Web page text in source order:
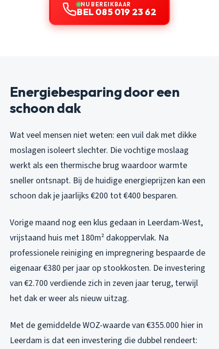
NU BEREIKBAAR
BEL 085 019 23 62
Energiebesparing door een
schoon dak
Wat veel mensen niet weten: een vuil dak met dikke
moslagen isoleert slechter. Die vochtige moslaag
werkt als een thermische brug waardoor warmte
sneller ontsnapt. Bij de huidige energieprijzen kan een
schoon dak je jaarlijks €200 tot €400 besparen.
Vorige maand nog een klus gedaan in Leerdam-West,
vrijstaand huis met 180m² dakoppervlak. Na
professionele reiniging en impregnering bespaarde de
eigenaar €380 per jaar op stookkosten. De investering
van €2.700 verdiende zich in zeven jaar terug, terwijl
het dak er weer als nieuw uitzag.
Met de gemiddelde WOZ-waarde van €355.000 hier in
Leerdam is dat een investering die dubbel rendeert: